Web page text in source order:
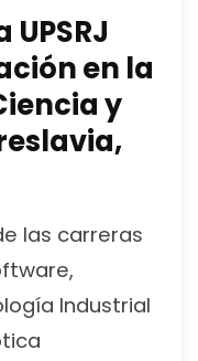
en la
y
las carreras
Industrial